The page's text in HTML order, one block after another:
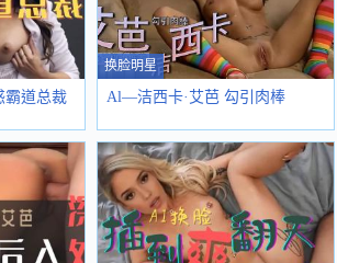
霸道总裁
换脸明星
Al—洁西卡·艾芭 勾引肉棒